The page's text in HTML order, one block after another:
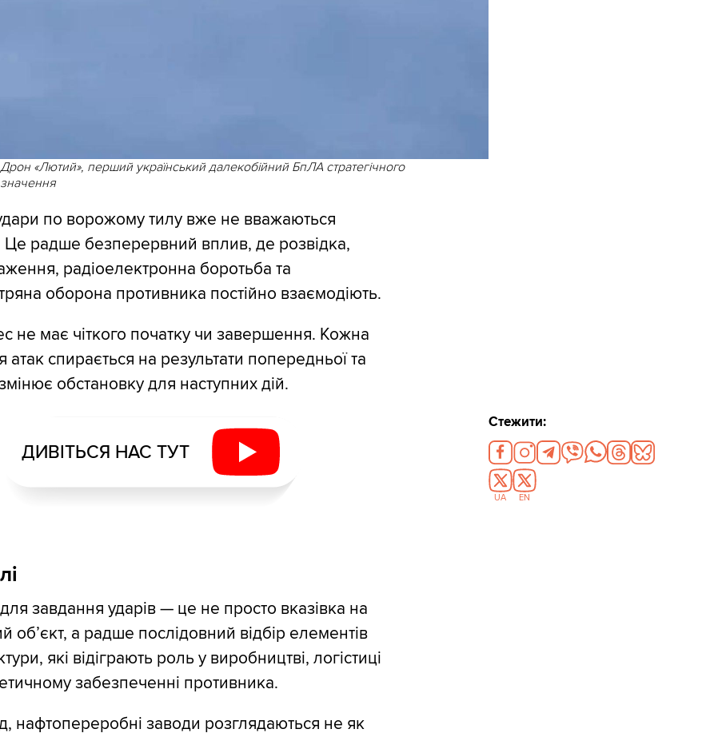
Дрон «Лютий», перший український далекобійний БпЛА стратегічного
значення
по ворожому тилу вже не вважаються
радше безперервний вплив, де розвідка,
радіоелектронна боротьба та
оборона противника постійно взаємодіють.
не має чіткого початку чи завершення. Кожна
атак спирається на результати попередньої та
обстановку для наступних дій.
ДИВІТЬСЯ НАС ТУТ
для завдання ударів — це не просто вказівка на
об’єкт, а радше послідовний відбір елементів
які відіграють роль у виробництві, логістиці
забезпеченні противника.
нафтопереробні заводи розглядаються не як
Стежити:
UA EN